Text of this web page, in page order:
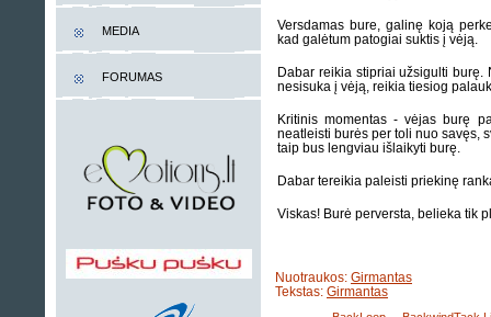
Versdamas bure, galinę koją
kad galėtum patogiai suktis į vėją.
Dabar reikia stipriai užsigulti burę.
nesisuka į vėją, reikia tiesiog
Kritinis momentas - vėjas burę
neatleisti burės per toli nuo savęs,
taip bus lengviau išlaikyti burę.
Dabar tereikia paleisti priekinę
Viskas! Burė perversta, belieka tik
Nuotraukos: Girmantas
Tekstas: Girmantas
MEDIA
FORUMAS